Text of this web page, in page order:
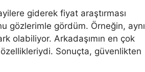
giderek fiyat araştırması
gözlerimle gördüm. Örneğin, aynı
olabiliyor. Arkadaşımın en çok
Sonuçta, güvenlikten